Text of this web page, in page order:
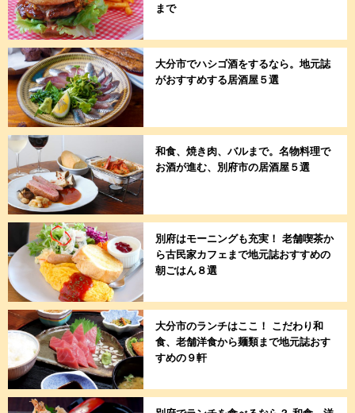
まで
大分市でハシゴ酒をするなら。地元誌
がおすすめする居酒屋５選
和食、焼き肉、バルまで。名物料理で
お酒が進む、別府市の居酒屋５選
別府はモーニングも充実！ 老舗喫茶か
ら古民家カフェまで地元誌おすすめの
朝ごはん８選
大分市のランチはここ！ こだわり和
食、老舗洋食から麺類まで地元誌おす
すめの９軒